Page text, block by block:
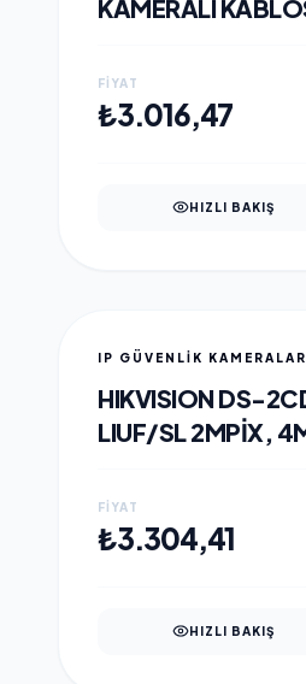
KAMERALI
FIYAT
₺3.016,47
HIZLI BAKIŞ
IP GÜVENLİK
HIKVISION DS-
LIUF/SL 2MPIX,
HYBRID LIGHT, SD
MIKROFON, POE,
FIYAT
₺3.304,41
HIZLI BAKIŞ